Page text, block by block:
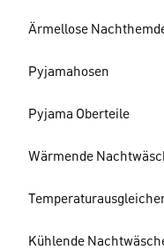
Ärmellose
Pyjamahosen
Pyjama Oberteile
Wärmende
Kühlende